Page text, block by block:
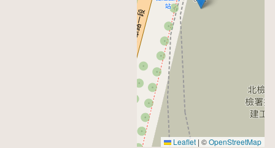
Leaflet | ©OpenStreetMap